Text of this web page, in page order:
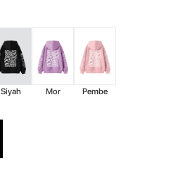
Siyah Mor Pembe